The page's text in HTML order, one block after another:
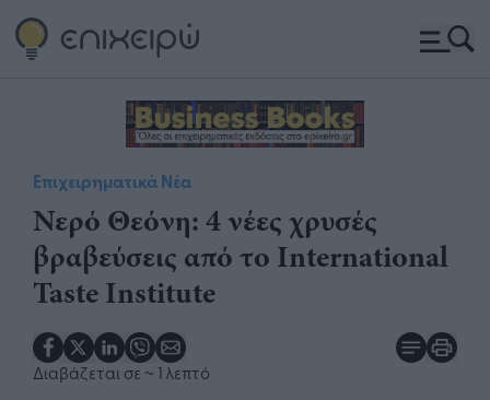
Επιχειρηματικά Νέα
Νερό Θεόνη: 4 νέες χρυσές
βραβεύσεις από το International
Taste Institute​
Διαβάζεται σε ~ 1 λεπτό